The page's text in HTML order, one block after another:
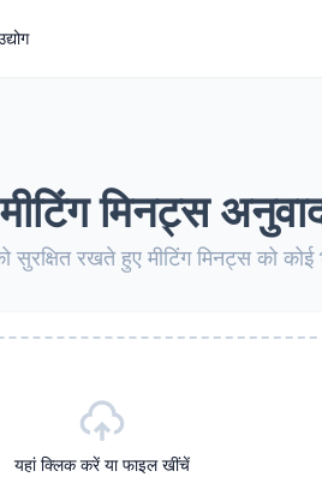
मिनट्स
रखते हुए मीटिंग मिनट्स को कोई
यहां क्लिक करें या फाइल खींचें